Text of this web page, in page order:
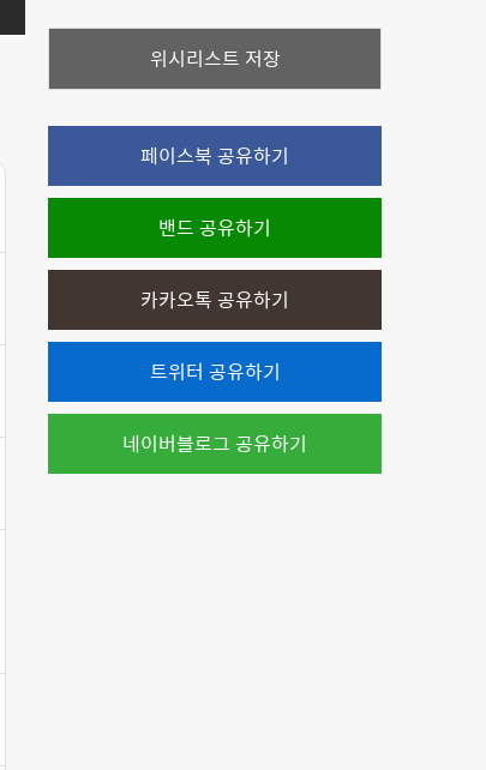
위시리스트 저장
페이스북 공유하기
밴드 공유하기
카카오톡 공유하기
트위터 공유하기
네이버블로그 공유하기